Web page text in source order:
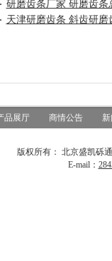
· 研磨齿条厂家 研磨齿条
· 天津研磨齿条 斜齿研磨
品展厅 商情公告
版权所有： 北京盛凯砾
E-mail：